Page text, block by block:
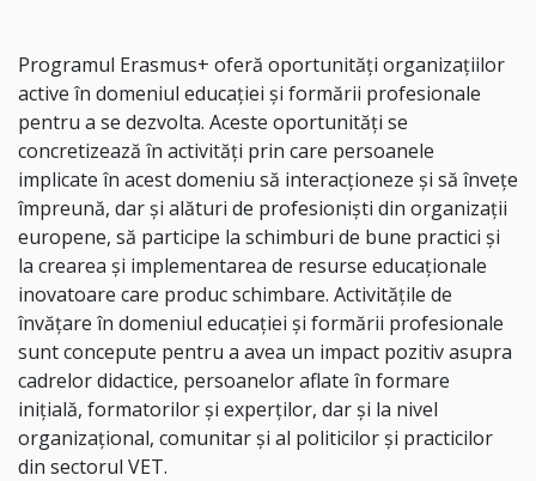
Programul Erasmus+ oferă oportunități organizațiilor
active în domeniul educației și formării profesionale
pentru a se dezvolta. Aceste oportunități se
concretizează în activități prin care persoanele
implicate în acest domeniu să interacționeze și să învețe
împreună, dar și alături de profesioniști din organizații
europene, să participe la schimburi de bune practici și
la crearea și implementarea de resurse educaționale
inovatoare care produc schimbare. Activitățile de
învățare în domeniul educației și formării profesionale
sunt concepute pentru a avea un impact pozitiv asupra
cadrelor didactice, persoanelor aflate în formare
inițială, formatorilor și experților, dar și la nivel
organizațional, comunitar și al politicilor și practicilor
din sectorul VET.